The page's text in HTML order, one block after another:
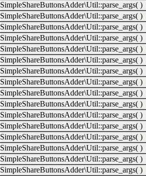
SimpleShareButtonsAdder\Util::parse_args( )
SimpleShareButtonsAdder\Util::parse_args( )
SimpleShareButtonsAdder\Util::parse_args( )
SimpleShareButtonsAdder\Util::parse_args( )
SimpleShareButtonsAdder\Util::parse_args( )
SimpleShareButtonsAdder\Util::parse_args( )
SimpleShareButtonsAdder\Util::parse_args( )
SimpleShareButtonsAdder\Util::parse_args( )
SimpleShareButtonsAdder\Util::parse_args( )
SimpleShareButtonsAdder\Util::parse_args( )
SimpleShareButtonsAdder\Util::parse_args( )
SimpleShareButtonsAdder\Util::parse_args( )
SimpleShareButtonsAdder\Util::parse_args( )
SimpleShareButtonsAdder\Util::parse_args( )
SimpleShareButtonsAdder\Util::parse_args( )
SimpleShareButtonsAdder\Util::parse_args( )